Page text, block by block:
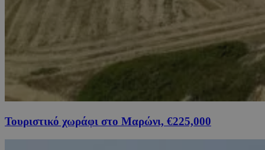
Τουριστικό χωράφι στο Μαρώνι, €225,000